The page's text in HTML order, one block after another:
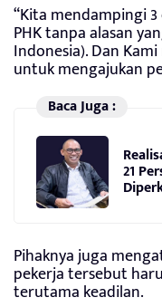
“Kita mendampingi
PHK tanpa alasan
Indonesia). Dan
untuk mengajukan
Baca Juga :
21
Pihaknya juga
pekerja tersebut
terutama keadilan.